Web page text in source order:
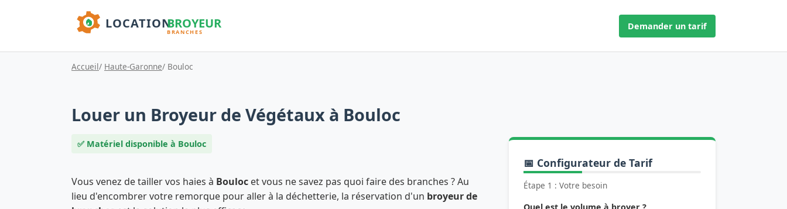
Demander un tarif
Accueil/ Haute-Garonne/ Bouloc
Louer un Broyeur de Végétaux à Bouloc
✅ Matériel disponible à Bouloc
Vous venez de tailler vos haies à Bouloc et vous ne savez pas quoi faire des branches ? Au
lieu d'encombrer votre remorque pour aller à la déchetterie, la réservation d'un broyeur de
📅 Configurateur de Tarif
Étape 1 : Votre besoin
Quel est le volume à broyer ?